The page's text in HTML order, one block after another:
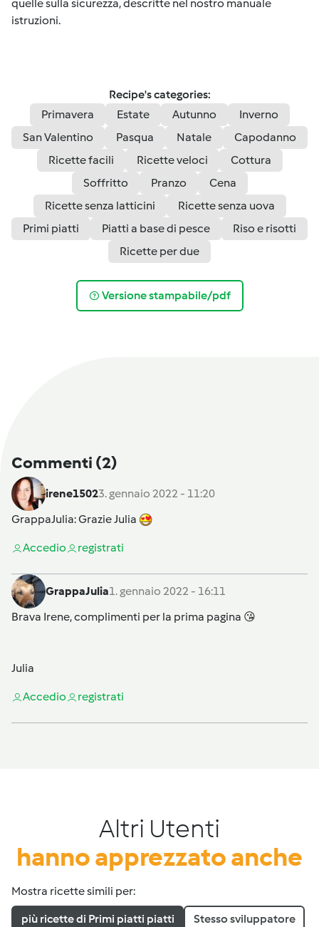
quelle sulla sicurezza, descritte nel nostro manuale
istruzioni.
Recipe's categories:
Primavera
Estate Autunno
Inverno
San Valentino
Pasqua Natale
Capodanno
Ricette facili
Ricette veloci
Cottura
Soffritto
Pranzo
Cena
Ricette senza latticini
Ricette senza uova
Primi piatti
Piatti a base di pesce
Riso e risotti
Ricette per due
Versione stampabile/pdf
Commenti (2)
irene15023. gennaio 2022 - 11:20
GrappaJulia: Grazie Julia
Accedio registrati
GrappaJulia1. gennaio 2022 - 16:11
Brava Irene, complimenti per la prima pagina 😘
Julia
Accedio registrati
Altri Utenti
hanno apprezzato anche
Mostra ricette simili per:
più ricette di Primi piatti piatti Stesso sviluppatore